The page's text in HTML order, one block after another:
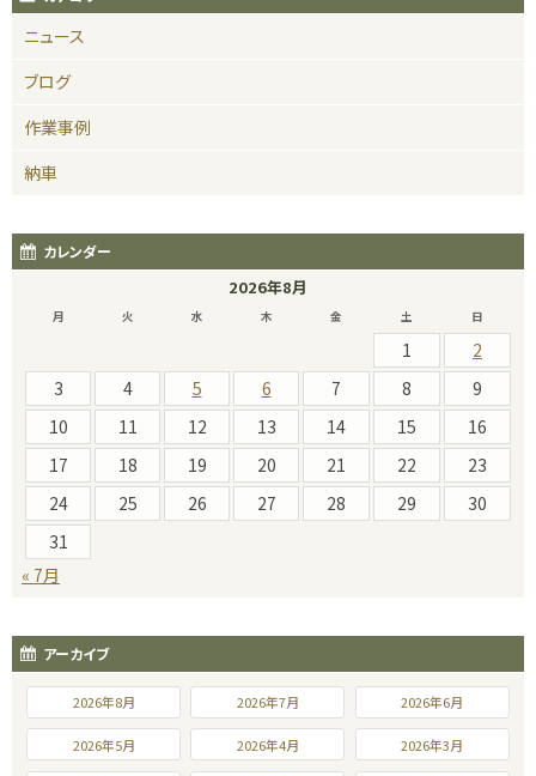
ニュース
ブログ
作業事例
納車
カレンダー
2026年8月
月 火 水 木 金 土 日
1
2
3
4 5 6 7 8
9
10
11 12 13 14 15
16
17
18 19 20 21 22
23
24
25 26 27 28 29
30
31
« 7月
アーカイブ
2026年8月 2026年7月 2026年6月
2026年5月 2026年4月 2026年3月